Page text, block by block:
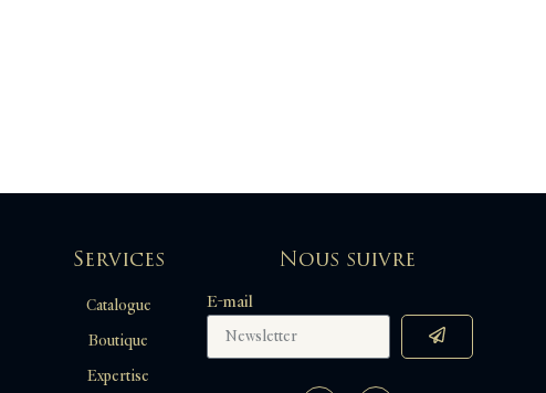
Services
Catalogue
Boutique
Expertise
Nous suivre
E-mail